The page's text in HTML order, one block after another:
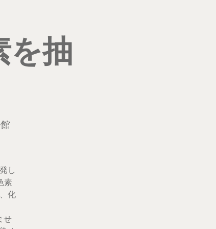
抽
し
素
化
せ